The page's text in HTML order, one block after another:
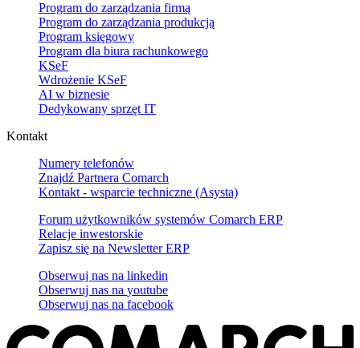
Program do zarządzania firmą
Program do zarządzania produkcją
Program księgowy
Program dla biura rachunkowego
KSeF
Wdrożenie KSeF
AI w biznesie
Dedykowany sprzęt IT
Kontakt
Numery telefonów
Znajdź Partnera Comarch
Kontakt - wsparcie techniczne (Asysta)
Forum użytkowników systemów Comarch ERP
Relacje inwestorskie
Zapisz się na Newsletter ERP
Obserwuj nas na linkedin
Obserwuj nas na youtube
Obserwuj nas na facebook